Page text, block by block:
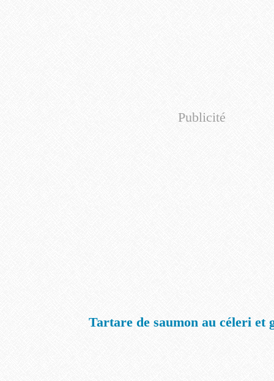
Publicité
Tartare de saumon au céleri et